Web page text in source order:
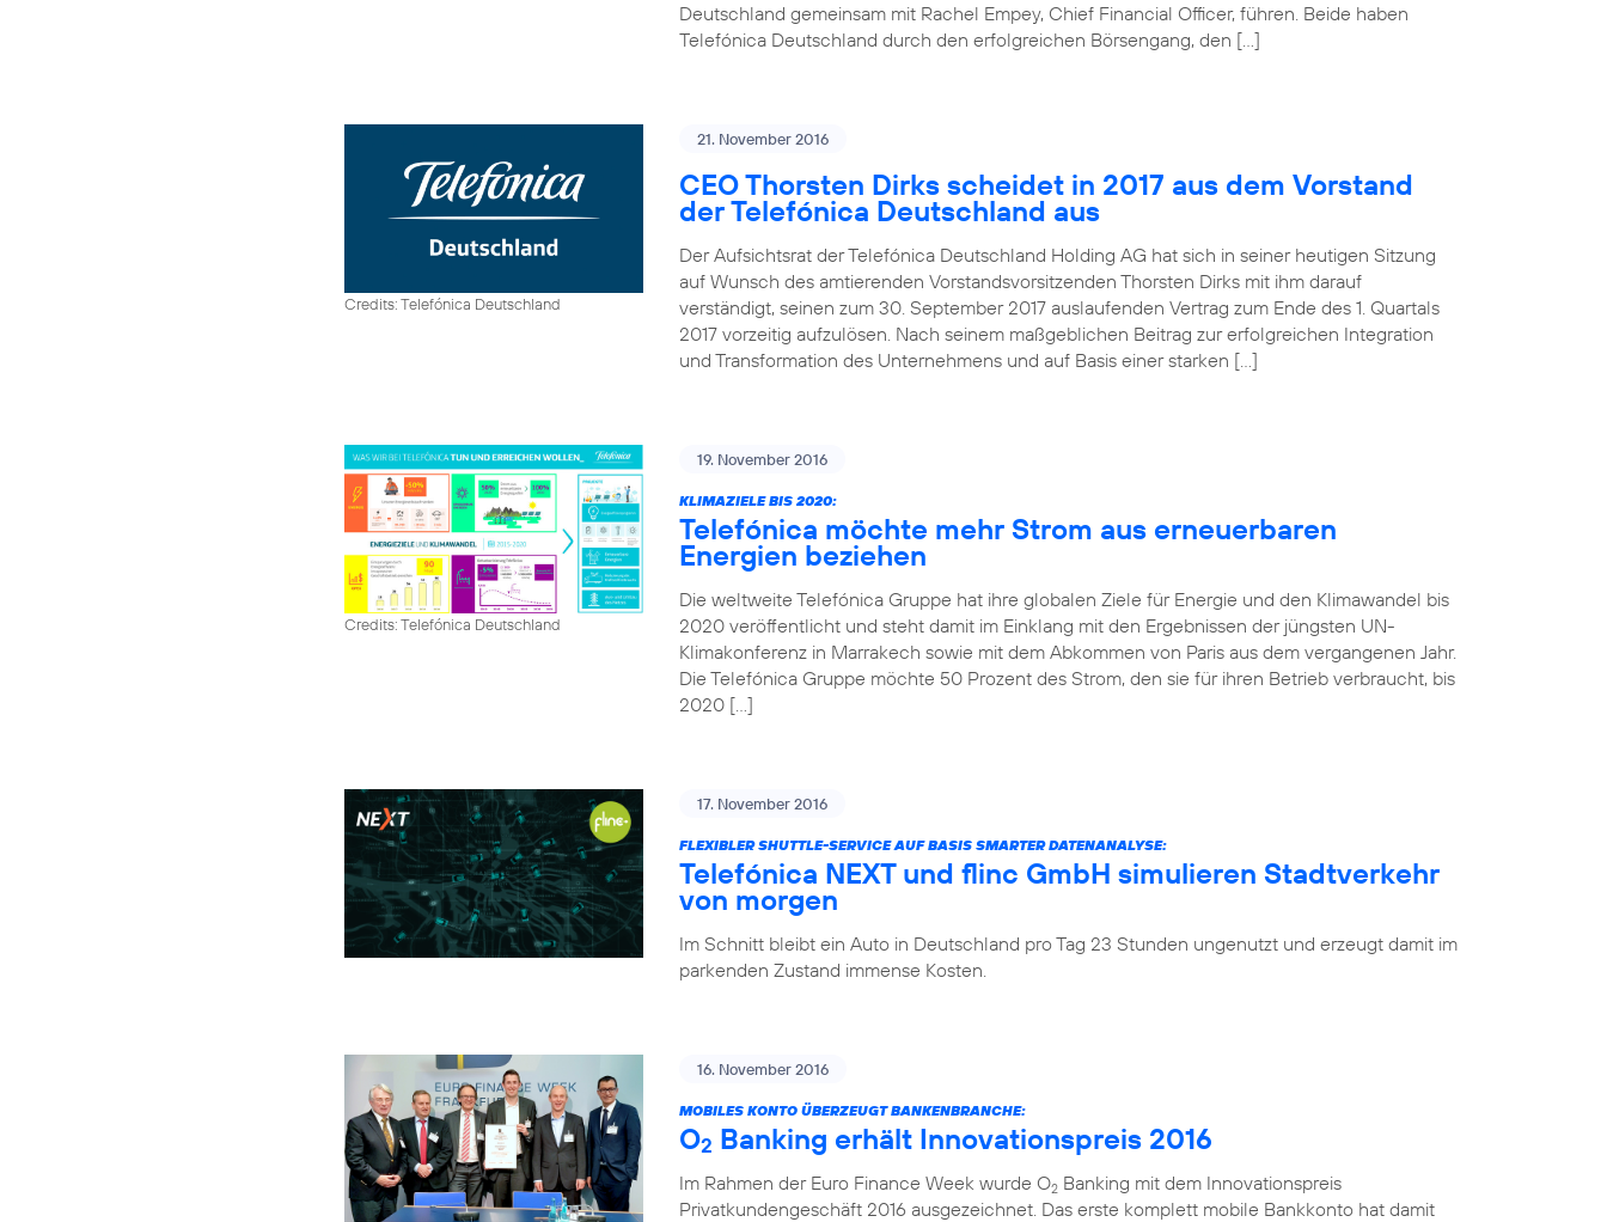
Deutschland gemeinsam mit Rachel Empey, Chief Financial Officer, führen. Beide haben
Telefónica Deutschland durch den erfolgreichen Börsengang, den […]
Credits: Telefónica Deutschland
21. November 2016
CEO Thorsten Dirks scheidet in 2017 aus dem Vorstand
der Telefónica Deutschland aus
Der Aufsichtsrat der Telefónica Deutschland Holding AG hat sich in seiner heutigen Sitzung
auf Wunsch des amtierenden Vorstandsvorsitzenden Thorsten Dirks mit ihm darauf
verständigt, seinen zum 30. September 2017 auslaufenden Vertrag zum Ende des 1. Quartals
2017 vorzeitig aufzulösen. Nach seinem maßgeblichen Beitrag zur erfolgreichen Integration
und Transformation des Unternehmens und auf Basis einer starken […]
Credits: Telefónica Deutschland
19. November 2016
KLIMAZIELE BIS 2020:
Telefónica möchte mehr Strom aus erneuerbaren
Energien beziehen
Die weltweite Telefónica Gruppe hat ihre globalen Ziele für Energie und den Klimawandel bis
2020 veröffentlicht und steht damit im Einklang mit den Ergebnissen der jüngsten UN-
Klimakonferenz in Marrakech sowie mit dem Abkommen von Paris aus dem vergangenen Jahr.
Die Telefónica Gruppe möchte 50 Prozent des Strom, den sie für ihren Betrieb verbraucht, bis
2020 […]
17. November 2016
FLEXIBLER SHUTTLE-SERVICE AUF BASIS SMARTER DATENANALYSE:
Telefónica NEXT und flinc GmbH simulieren Stadtverkehr
von morgen
Im Schnitt bleibt ein Auto in Deutschland pro Tag 23 Stunden ungenutzt und erzeugt damit im
parkenden Zustand immense Kosten.
16. November 2016
MOBILES KONTO ÜBERZEUGT BANKENBRANCHE:
O2 Banking erhält Innovationspreis 2016
Im Rahmen der Euro Finance Week wurde O2 Banking mit dem Innovationspreis
Privatkundengeschäft 2016 ausgezeichnet. Das erste komplett mobile Bankkonto hat damit